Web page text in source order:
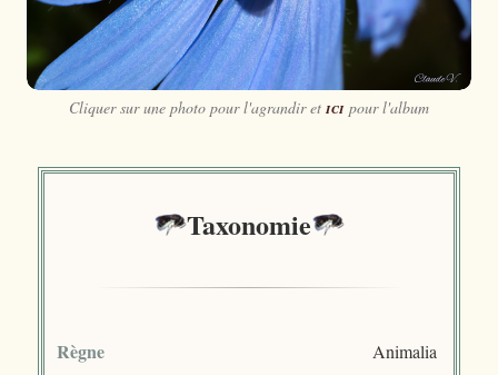
Cliquer sur une photo pour l'agrandir et ici pour l'album
Taxonomie
Règne Animalia